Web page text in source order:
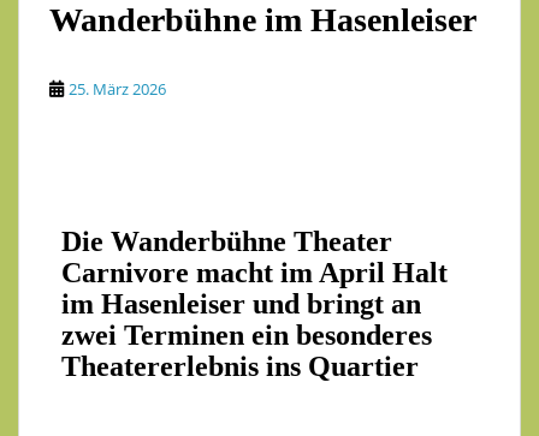
Wanderbühne im Hasenleiser
25. März 2026
Die Wanderbühne Theater
Carnivore macht im April Halt
im Hasenleiser und bringt an
zwei Terminen ein besonderes
Theatererlebnis ins Quartier